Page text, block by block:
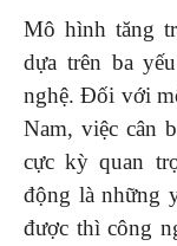
Mô hình tăng
dựa trên ba
nghệ. Đối với
Nam, việc cân
cực kỳ quan
động là những
được thì công